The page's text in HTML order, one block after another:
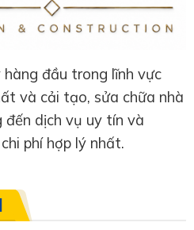
đầu trong lĩnh vực
và cải tạo, sửa chữa nhà
dịch vụ uy tín và
phí hợp lý nhất.